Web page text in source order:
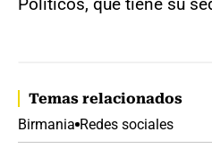
Temas relacionados
Birmania Redes sociales